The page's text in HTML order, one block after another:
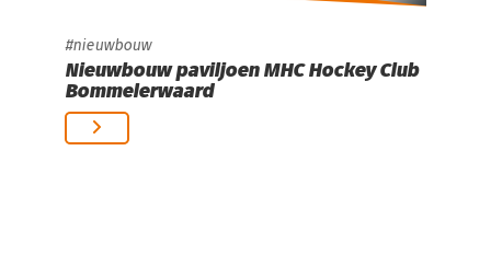
nieuwbouw
Nieuwbouw paviljoen MHC Hockey Club
Bommelerwaard